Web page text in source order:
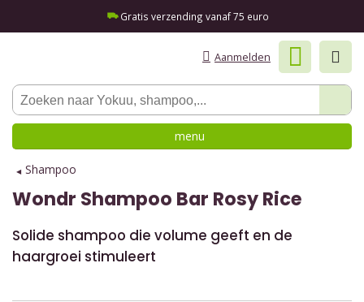
Gratis verzending vanaf 75 euro
Aanmelden
menu
Shampoo
Wondr Shampoo Bar Rosy Rice
Solide shampoo die volume geeft en de
haargroei stimuleert